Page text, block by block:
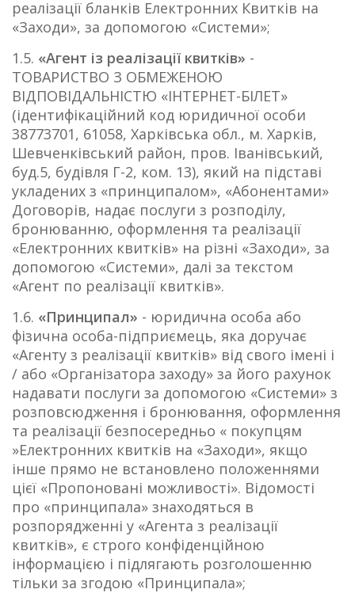
реалізації бланків Електронних Квитків на
«Заходи», за допомогою «Системи»;
1.5. «Агент із реалізації квитків» -
ТОВАРИСТВО З ОБМЕЖЕНОЮ
ВІДПОВІДАЛЬНІСТЮ «ІНТЕРНЕТ-БІЛЕТ»
(ідентифікаційний код юридичної особи
38773701, 61058, Харківська обл., м. Харків,
Шевченківський район, пров. Іванівський,
буд.5, будівля Г-2, ком. 13), який на підставі
укладених з «принципалом», «Абонентами»
Договорів, надає послуги з розподілу,
бронюванню, оформлення та реалізації
«Електронних квитків» на різні «Заходи», за
допомогою «Системи», далі за текстом
«Агент по реалізації квитків».
1.6. «Принципал» - юридична особа або
фізична особа-підприємець, яка доручає
«Агенту з реалізації квитків» від свого імені і
/ або «Організатора заходу» за його рахунок
надавати послуги за допомогою «Системи» з
розповсюдження і бронювання, оформлення
та реалізації безпосередньо « покупцям
»Електронних квитків на «Заходи», якщо
інше прямо не встановлено положеннями
цієї «Пропоновані можливості». Відомості
про «принципала» знаходяться в
розпорядженні у «Агента з реалізації
квитків», є строго конфіденційною
інформацією і підлягають розголошенню
тільки за згодою «Принципала»;